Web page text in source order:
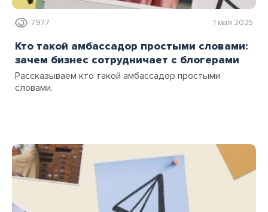
7977 1 мая 2025
Кто такой амбассадор простыми словами:
зачем бизнес сотрудничает с блогерами
Рассказываем кто такой амбассадор простыми
словами.